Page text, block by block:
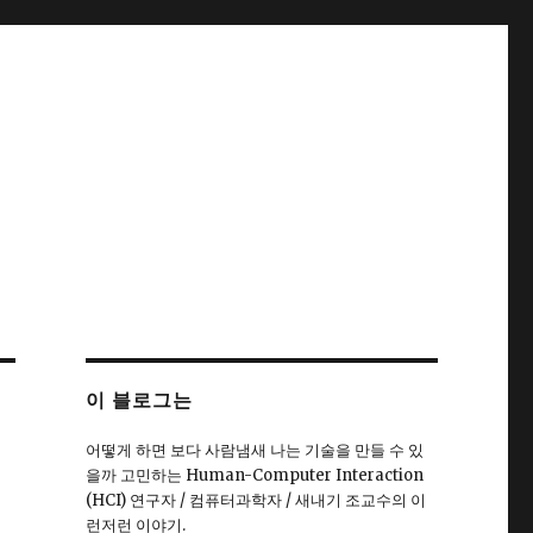
이 블로그는
어떻게 하면 보다 사람냄새 나는 기술을 만들 수 있
을까 고민하는 Human-Computer Interaction
(HCI) 연구자 / 컴퓨터과학자 / 새내기 조교수의 이
런저런 이야기.